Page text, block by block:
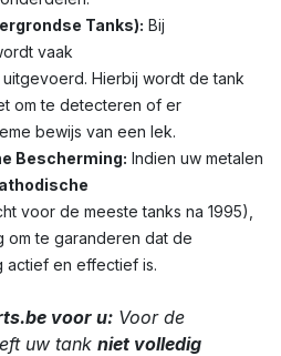
Tanks): Bij
vaak
uitgevoerd. Hierbij wordt de tank
om te detecteren of er
bewijs van een lek.
Bescherming: Indien uw metalen
voor de meeste tanks na 1995),
om te garanderen dat de
actief en effectief is.
voor u: Voor de
uw tank niet volledig